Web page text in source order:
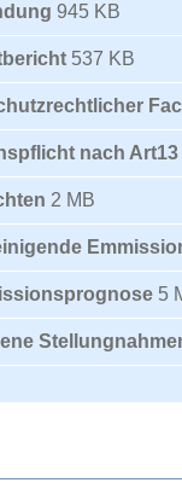
945 KB
537 KB
nach
2 MB
5